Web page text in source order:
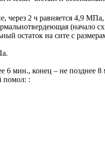
через 2 ч равняется 4,9 МПа,
(начало
остаток на сите с
6 мин., конец – не позднее 8
помол: :